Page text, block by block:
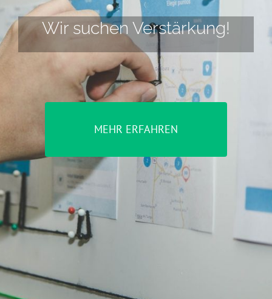
Wir suchen Verstärkung!
MEHR ERFAHREN